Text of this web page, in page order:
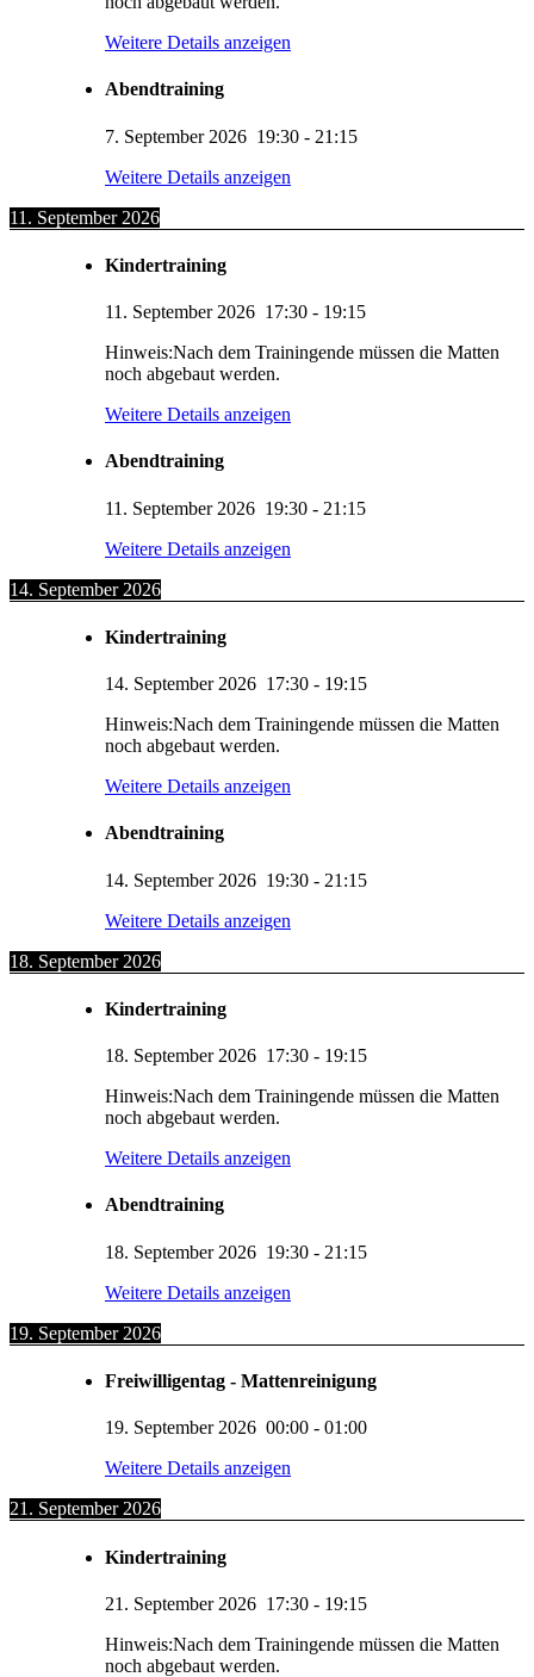
Weitere Details anzeigen
Abendtraining
7. September 2026 19:30 - 21:15
Weitere Details anzeigen
11. September 2026
Kindertraining
11. September 2026 17:30 - 19:15
Hinweis:Nach dem Trainingende müssen die Matten
noch abgebaut werden.
Weitere Details anzeigen
Abendtraining
11. September 2026 19:30 - 21:15
Weitere Details anzeigen
14. September 2026
Kindertraining
14. September 2026 17:30 - 19:15
Hinweis:Nach dem Trainingende müssen die Matten
noch abgebaut werden.
Weitere Details anzeigen
Abendtraining
14. September 2026 19:30 - 21:15
Weitere Details anzeigen
18. September 2026
Kindertraining
18. September 2026 17:30 - 19:15
Hinweis:Nach dem Trainingende müssen die Matten
noch abgebaut werden.
Weitere Details anzeigen
Abendtraining
18. September 2026 19:30 - 21:15
Weitere Details anzeigen
19. September 2026
Freiwilligentag - Mattenreinigung
19. September 2026 00:00 - 01:00
Weitere Details anzeigen
21. September 2026
Kindertraining
21. September 2026 17:30 - 19:15
Hinweis:Nach dem Trainingende müssen die Matten
noch abgebaut werden.